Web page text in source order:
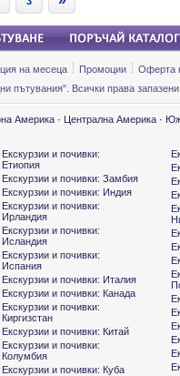
на месеца Промоции
Оферта
пътувания". Всички права
Америка · Централна Америка ·
Екскурзии и почивки:
Етиопия
Екскурзии и почивки: Замбия
Екскурзии и почивки: Индия
Екскурзии и почивки:
Ирландия
Екскурзии и почивки:
Исландия
Екскурзии и почивки:
Испания
Екскурзии и почивки: Италия
Екскурзии и почивки: Канада
Екскурзии и почивки:
Киргизстан
Екскурзии и почивки: Китай
Екскурзии и почивки:
Колумбия
Екскурзии и почивки: Куба